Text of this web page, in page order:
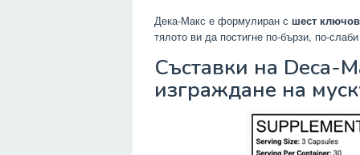
Дека-Макс е формулиран с шест
тялото ви да постигне по-бързи, по-
Съставки на Deca-
изграждане на